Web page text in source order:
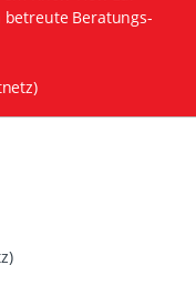
Beratungs-